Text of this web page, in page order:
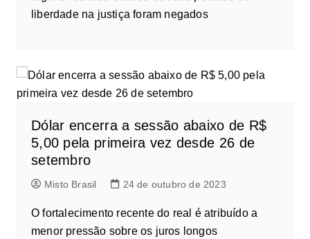
liberdade na justiça foram negados
Dólar encerra a sessão abaixo de R$
5,00 pela primeira vez desde 26 de
setembro
Misto Brasil 24 de outubro de 2023
O fortalecimento recente do real é atribuído a
menor pressão sobre os juros longos